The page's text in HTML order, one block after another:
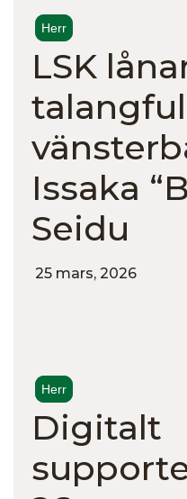
Herr
LSK
Issaka
Seidu
25 mars, 2026
Herr
Digitalt